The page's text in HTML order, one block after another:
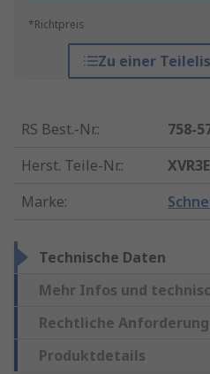
*Richtpreis
Zu einer
RS Best.-Nr.:
758-
Herst. Teile-Nr.:
Marke:
Technische Daten
Mehr Infos und
Rechtliche
Produktdetails